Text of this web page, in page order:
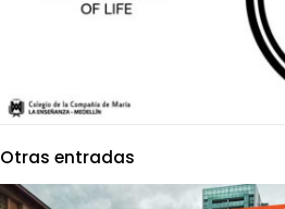
Otras entradas